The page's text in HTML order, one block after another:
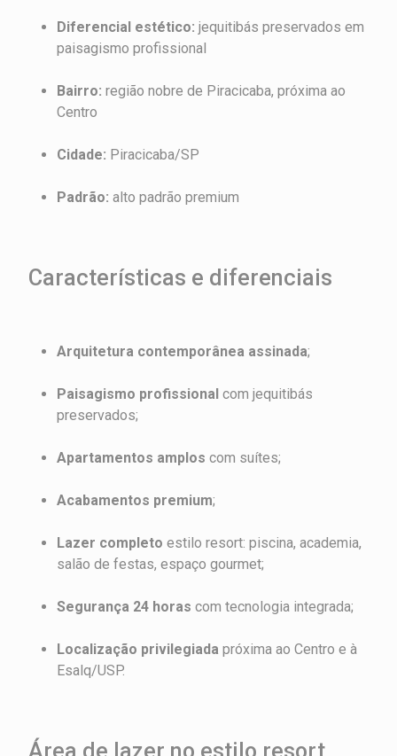
Diferencial estético: jequitibás preservados em
paisagismo profissional
Bairro: região nobre de Piracicaba, próxima ao
Centro
Cidade: Piracicaba/SP
Padrão: alto padrão premium
Características e diferenciais
Arquitetura contemporânea assinada;
Paisagismo profissional com jequitibás
preservados;
Apartamentos amplos com suítes;
Acabamentos premium;
Lazer completo estilo resort: piscina, academia,
salão de festas, espaço gourmet;
Segurança 24 horas com tecnologia integrada;
Localização privilegiada próxima ao Centro e à
Esalq/USP.